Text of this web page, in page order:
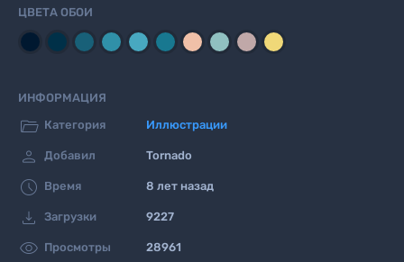
ЦВЕТА ОБОИ
ИНФОРМАЦИЯ
 Категория Иллюстрации
 Добавил Tornado
 Время 8 лет назад
 Загрузки 9227
 Просмотры 28961